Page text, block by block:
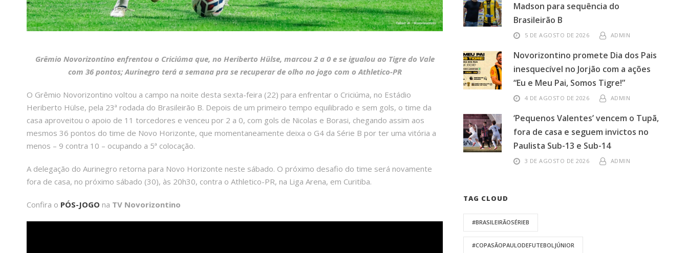
Grêmio Novorizontino enfrentou o Criciúma que, no Heriberto Hülse, marcou 2 a 0 e se igualou ao Tigre do Vale
com 36 pontos; Aurinegro terá a semana pra se recuperar de olho no jogo com o Athletico-PR
O Grêmio Novorizontino voltou a campo na noite desta sexta-feira (22) para enfrentar o Criciúma, no Estádio
Heriberto Hülse, pela 23ª rodada do Brasileirão B. Depois de um primeiro tempo equilibrado e sem gols, o time da
casa aproveitou o apoio de 11 torcedores e venceu por 2 a 0, com gols de Nicolas e Borasi, chegando assim aos
mesmos 36 pontos do time de Novo Horizonte, que momentaneamente deixa o G4 da Série B por ter uma vitória a
menos – 9 contra 10 – ocupando a 5ª colocação.
A delegação do Aurinegro retorna para Novo Horizonte neste sábado. O próximo desafio do time será novamente
fora de casa, no próximo sábado (30), às 20h30, contra o Athletico-PR, na Liga Arena, em Curitiba.
Confira o PÓS-JOGO na TV Novorizontino
Madson para sequência do
Brasileirão B
5 DE AGOSTO DE 2026 ADMIN
Novorizontino promete Dia dos Pais
inesquecível no Jorjão com a ações
“Eu e Meu Pai, Somos Tigre!”
4 DE AGOSTO DE 2026 ADMIN
‘Pequenos Valentes’ vencem o Tupã,
fora de casa e seguem invictos no
Paulista Sub-13 e Sub-14
3 DE AGOSTO DE 2026 ADMIN
TAG CLOUD
#BRASILEIRÃOSÉRIEB
#COPASÃOPAULODEFUTEBOLJÚNIOR